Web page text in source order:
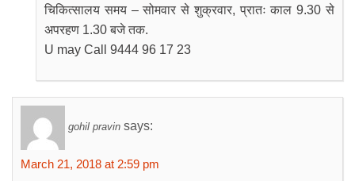
चिकित्सालय समय – सोमवार से शुक्रवार, प्रातः काल 9.30 से
अपरहण 1.30 बजे तक.
U may Call 9444 96 17 23
gohil pravin says:
March 21, 2018 at 2:59 pm